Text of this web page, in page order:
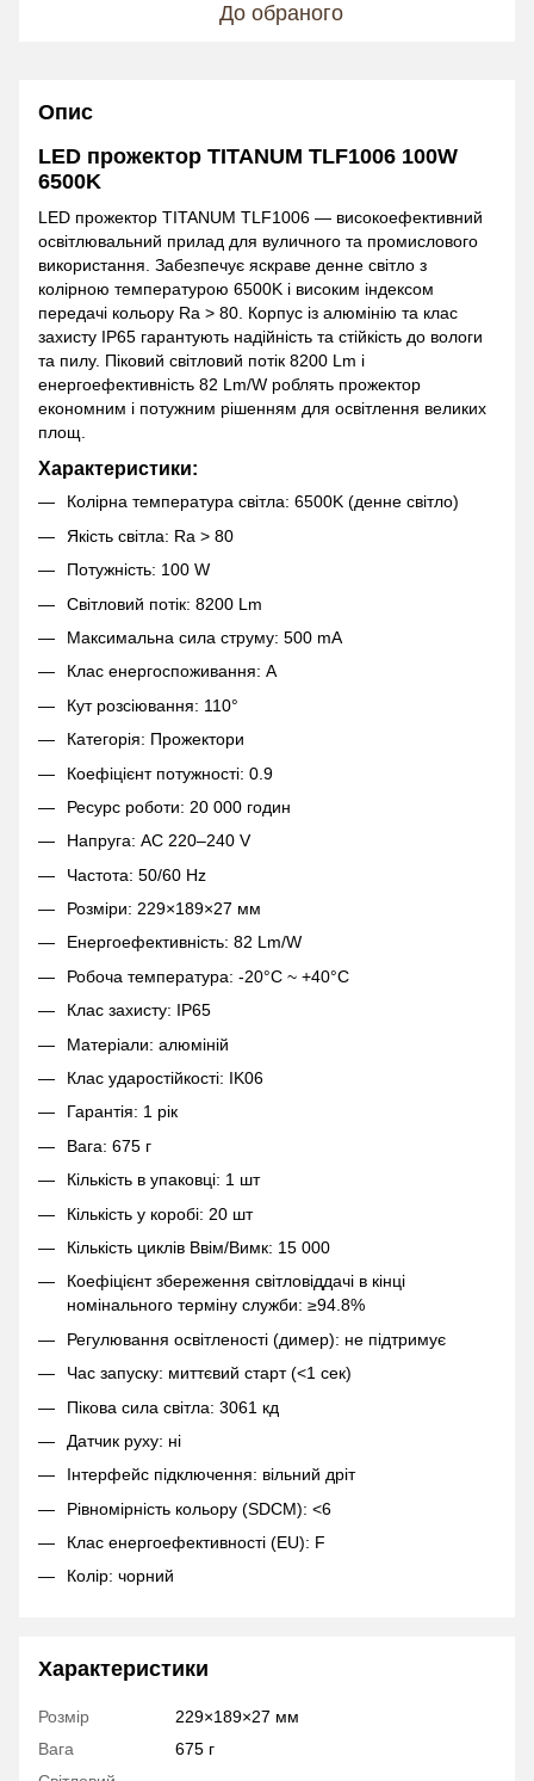
До обраного
Опис
LED прожектор TITANUM TLF1006 100W
6500K
LED прожектор TITANUM TLF1006 — високоефективний
освітлювальний прилад для вуличного та промислового
використання. Забезпечує яскраве денне світло з
колірною температурою 6500K і високим індексом
передачі кольору Ra > 80. Корпус із алюмінію та клас
захисту IP65 гарантують надійність та стійкість до вологи
та пилу. Піковий світловий потік 8200 Lm і
енергоефективність 82 Lm/W роблять прожектор
економним і потужним рішенням для освітлення великих
площ.
Характеристики:
Колірна температура світла: 6500K (денне світло)
Якість світла: Ra > 80
Потужність: 100 W
Світловий потік: 8200 Lm
Максимальна сила струму: 500 mA
Клас енергоспоживання: A
Кут розсіювання: 110°
Категорія: Прожектори
Коефіцієнт потужності: 0.9
Ресурс роботи: 20 000 годин
Напруга: AC 220–240 V
Частота: 50/60 Hz
Розміри: 229×189×27 мм
Енергоефективність: 82 Lm/W
Робоча температура: -20°C ~ +40°C
Клас захисту: IP65
Матеріали: алюміній
Клас ударостійкості: IK06
Гарантія: 1 рік
Вага: 675 г
Кількість в упаковці: 1 шт
Кількість у коробі: 20 шт
Кількість циклів Ввім/Вимк: 15 000
Коефіцієнт збереження світловіддачі в кінці
номінального терміну служби: ≥94.8%
Регулювання освітленості (димер): не підтримує
Час запуску: миттєвий старт (<1 сек)
Пікова сила світла: 3061 кд
Датчик руху: ні
Інтерфейс підключення: вільний дріт
Рівномірність кольору (SDCM): <6
Клас енергоефективності (EU): F
Колір: чорний
Характеристики
Розмір
229×189×27 мм
Вага
675 г